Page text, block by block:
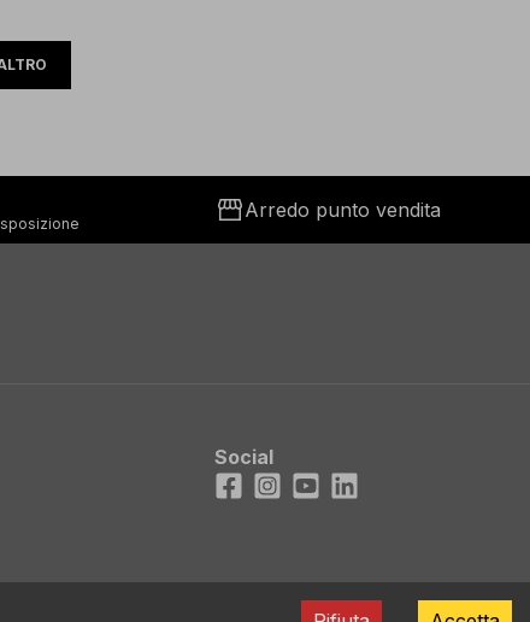
storefrontArredo punto vendita
Social
Facebook
Instagram
YoutubeLinkedIn